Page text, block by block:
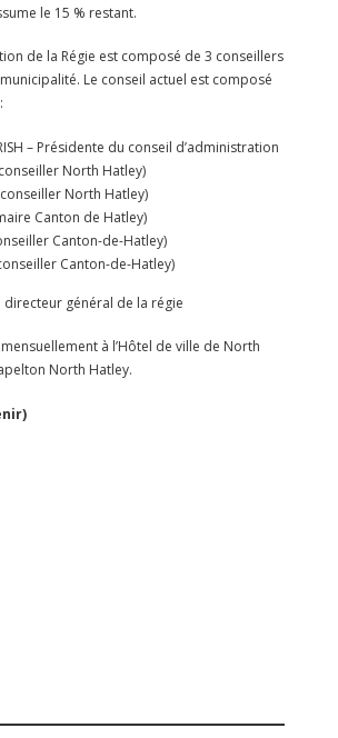
le 15 % restant.
de la Régie est composé de 3 conseillers
Le conseil actuel est composé
– Présidente du conseil d’administration
North Hatley)
(conseiller North Hatley)
Canton de Hatley)
Canton-de-Hatley)
Canton-de-Hatley)
directeur général de la régie
à l’Hôtel de ville de North
North Hatley.